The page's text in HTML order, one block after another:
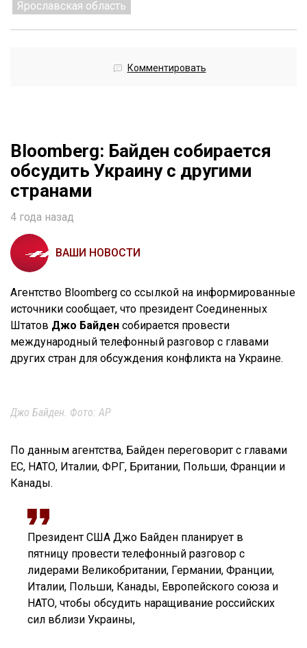
Ярославская область
Комментировать
Bloomberg: Байден собирается
обсудить Украину с другими
странами
4 года назад
ВАШИ НОВОСТИ
Агентство Bloomberg со ссылкой на информированные
источники сообщает, что президент Соединенных
Штатов Джо Байден собирается провести
международный телефонный разговор с главами
других стран для обсуждения конфликта на Украине.
Джо Байден. Фото: AP
По данным агентства, Байден переговорит с главами
ЕС, НАТО, Италии, ФРГ, Британии, Польши, Франции и
Канады.
Президент США Джо Байден планирует в
пятницу провести телефонный разговор с
лидерами Великобритании, Германии, Франции,
Италии, Польши, Канады, Европейского союза и
НАТО, чтобы обсудить наращивание российских
сил вблизи Украины,